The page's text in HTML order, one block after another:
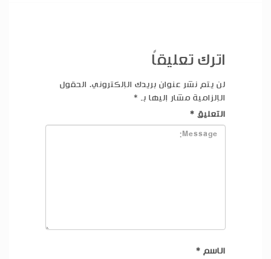
اترك تعليقاً
لن يتم نشر عنوان بريدك الإلكتروني. الحقول
الإلزامية مشار إليها بـ *
التعليق *
الاسم *